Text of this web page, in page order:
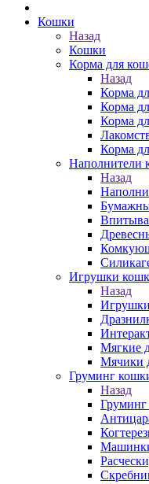
Кошки
Назад
Кошки
Корма для
Назад
Корма
Корма
Корма
Корма
Наполнители
Назад
Игрушки
Назад
Мягкие
Мячики
Груминг
Назад